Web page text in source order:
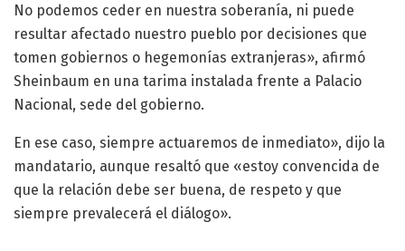
No podemos ceder en nuestra soberanía, ni puede
resultar afectado nuestro pueblo por decisiones que
tomen gobiernos o hegemonías extranjeras», afirmó
Sheinbaum en una tarima instalada frente a Palacio
Nacional, sede del gobierno.
En ese caso, siempre actuaremos de inmediato», dijo la
mandatario, aunque resaltó que «estoy convencida de
que la relación debe ser buena, de respeto y que
siempre prevalecerá el diálogo».